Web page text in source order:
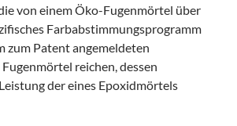
von einem Öko-Fugenmörtel über
Farbabstimmungsprogramm
zum Patent angemeldeten
reichen, dessen
der eines Epoxidmörtels